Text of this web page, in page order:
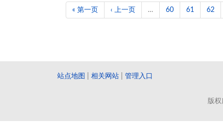
« 第一页 ‹ 上一页 … 60 61 62
站点地图 相关网站 管理入口
版